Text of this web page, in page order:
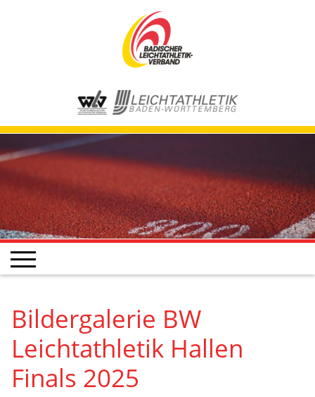
Bildergalerie BW
Leichtathletik Hallen
Finals 2025